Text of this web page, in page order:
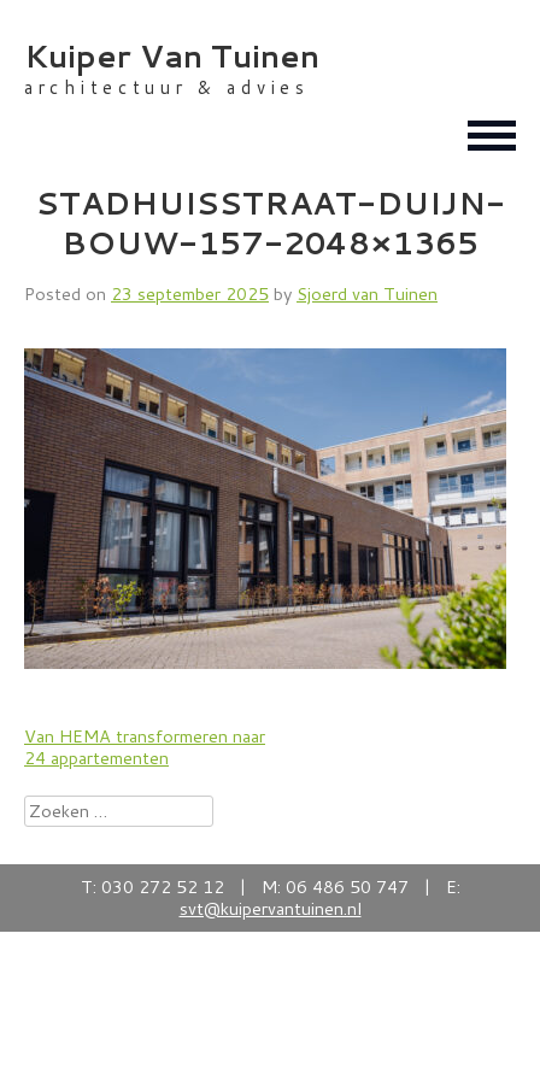
content
Kuiper Van Tuinen
architectuur & advies
STADHUISSTRAAT-DUIJN-
BOUW-157-2048×1365
Posted on 23 september 2025 by Sjoerd van Tuinen
Bericht
navigatie
Van HEMA transformeren naar
24 appartementen
Zoeken
naar:
T: 030 272 52 12 | M: 06 486 50 747 | E:
svt@kuipervantuinen.nl